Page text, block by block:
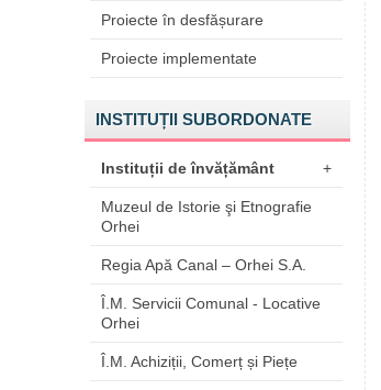
Proiecte în desfășurare
Proiecte implementate
INSTITUȚII SUBORDONATE
Instituții de învățământ +
Muzeul de Istorie şi Etnografie
Orhei
Regia Apă Canal – Orhei S.A.
Î.M. Servicii Comunal - Locative
Orhei
Î.M. Achiziții, Comerț și Piețe